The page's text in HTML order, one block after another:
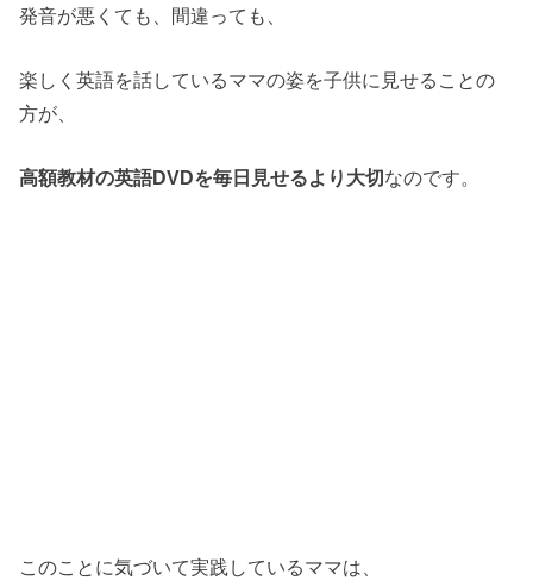
発音が悪くても、間違っても、
楽しく英語を話しているママの姿を子供に見せることの
方が、
高額教材の英語DVDを毎日見せるより大切 なのです。
このことに気づいて実践しているママは、